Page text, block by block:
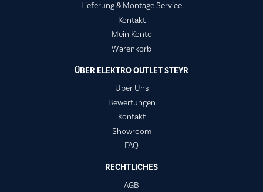
Lieferung & Montage Service
Kontakt
Mein Konto
Warenkorb
ÜBER ELEKTRO OUTLET STEYR
Über Uns
Bewertungen
Kontakt
Showroom
FAQ
RECHTLICHES
AGB